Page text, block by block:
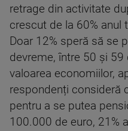
retrage din activitate
crescut de la 60% anul
Doar 12% speră să se
devreme, între 50 și 59
valoarea economiilor,
respondenți consideră
pentru a se putea
100.000 de euro, 21%